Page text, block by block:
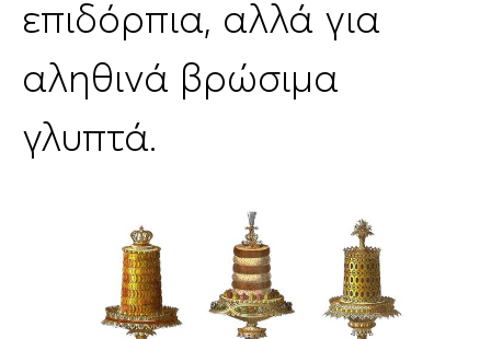
επιδόρπια, αλλά για
αληθινά βρώσιμα
γλυπτά.